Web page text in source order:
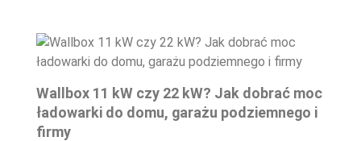
Wallbox 11 kW czy 22 kW? Jak dobrać moc
ładowarki do domu, garażu podziemnego i
firmy